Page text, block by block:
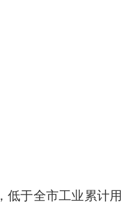
，低于全市工业累计